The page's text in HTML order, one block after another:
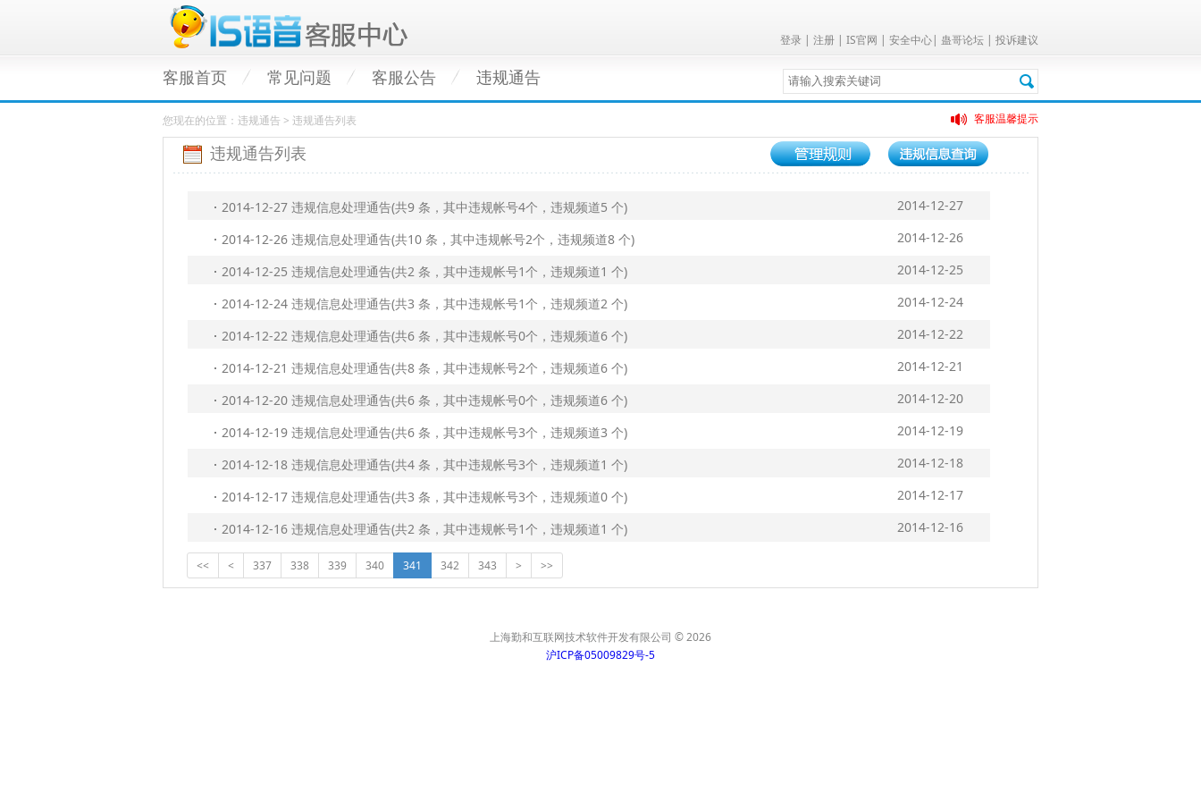
登录 | 注册 | IS官网 | 安全中心| 蛊哥论坛 | 投诉建议
客服首页 常见问题 客服公告 违规通告
您现在的位置：违规通告 > 违规通告列表
客服温馨提示
关于官方回收166频道的公告
违规通告列表
2014-12-27 违规信息处理通告(共9 条，其中违规帐号4个，违规频道5 个)
2014-12-27
2014-12-26 违规信息处理通告(共10 条，其中违规帐号2个，违规频道8 个)
2014-12-26
2014-12-25 违规信息处理通告(共2 条，其中违规帐号1个，违规频道1 个)
2014-12-25
2014-12-24 违规信息处理通告(共3 条，其中违规帐号1个，违规频道2 个)
2014-12-24
2014-12-22 违规信息处理通告(共6 条，其中违规帐号0个，违规频道6 个)
2014-12-22
2014-12-21 违规信息处理通告(共8 条，其中违规帐号2个，违规频道6 个)
2014-12-21
2014-12-20 违规信息处理通告(共6 条，其中违规帐号0个，违规频道6 个)
2014-12-20
2014-12-19 违规信息处理通告(共6 条，其中违规帐号3个，违规频道3 个)
2014-12-19
2014-12-18 违规信息处理通告(共4 条，其中违规帐号3个，违规频道1 个)
2014-12-18
2014-12-17 违规信息处理通告(共3 条，其中违规帐号3个，违规频道0 个)
2014-12-17
2014-12-16 违规信息处理通告(共2 条，其中违规帐号1个，违规频道1 个)
2014-12-16
<< < 337 338 339 340 341 342 343 > >>
上海勤和互联网技术软件开发有限公司 © 2026
沪ICP备05009829号-5